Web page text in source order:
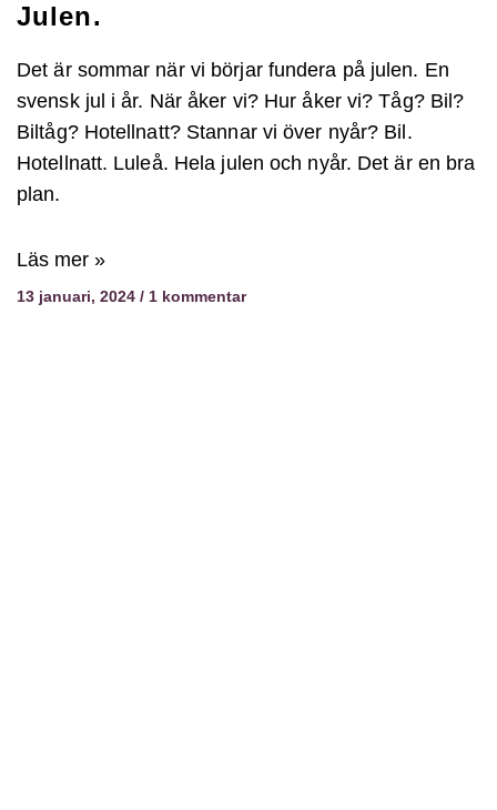
Julen.
Det är sommar när vi börjar fundera på julen. En
svensk jul i år. När åker vi? Hur åker vi? Tåg? Bil?
Biltåg? Hotellnatt? Stannar vi över nyår? Bil.
Hotellnatt. Luleå. Hela julen och nyår. Det är en bra
plan.
Läs mer »
13 januari, 2024 1 kommentar